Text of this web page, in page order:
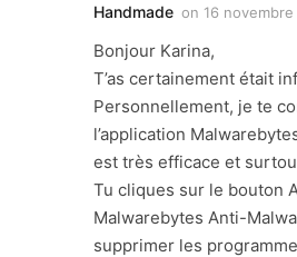
Handmade on 16 novembre
Bonjour Karina,
T’as certainement était
Personnellement, je te
l’application
est très efficace et
Tu cliques sur le bouton
Malwarebytes Anti-
supprimer les